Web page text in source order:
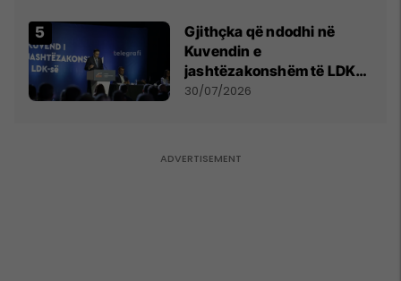
Gjithçka që ndodhi në
Kuvendin e
jashtëzakonshëm të LDK-
së
30/07/2026